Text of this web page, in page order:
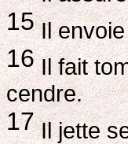
15Il envoie
16 Il fait
cendre.
17Il jette